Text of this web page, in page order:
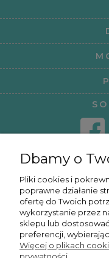
Dbamy o
Pliki cookies i
poprawne działanie
ofertę do Twoich
wykorzystanie przez
sklepu lub
preferencji,
Więcej o plikach